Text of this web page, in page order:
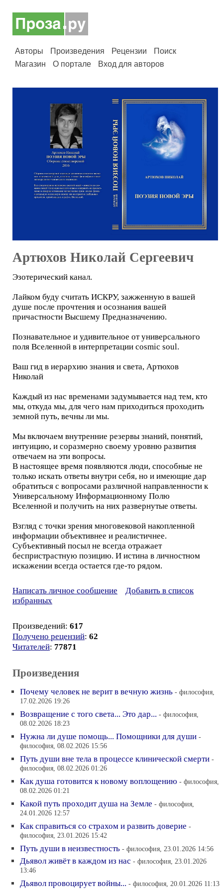
Авторы Произведения Рецензии
Поиск
Магазин
О портале Вход для авторов
Артюхов Николай Сергеевич
Эзотерический канал.
Лайком буду считать ИСКРУ, зажженную в вашей
душе после прочтения и осознания вашей
причастности Высшему Предназначению.
Познавательное и удивительное от универсального
поля Вселенной в интерпретации cosmic soul.
Ваш гид в иерархию знания и света, Артюхов
Николай
Каждый из нас временами задумывается над тем, кто
мы, откуда мы, для чего нам приходиться проходить
земной путь, вечны ли мы.
Мы включаем внутренние резервы знаний, понятий,
интуицию, и соразмерно своему уровню развития
отвечаем на эти вопросы.
В настоящее время появляются люди, способные не
только искать ответы внутри себя, но и имеющие дар
обратиться с вопросами различной направленности к
Универсальному Информационному Полю
Вселенной и получить на них развернутые ответы.
Взгляд с точки зрения многовековой накопленной
информации объективнее и реалистичнее.
Субъективный посыл не всегда отражает
беспристрастную позицию. И истина в личностном
искажении всегда остается где-то рядом.
Написать личное сообщение
Добавить в список
избранных
Произведений: 617
Получено рецензий: 62
Читателей: 77871
Произведения
Почему человек не верит в вечную жизнь - философия,
17.02.2026 19:26
Возвращение с того света... Это дар... - философия,
08.02.2026 18:23
Нужна ли душе помощь... Помощники для души -
философия, 08.02.2026 15:56
Путь души вне тела в процессе клинической смерти -
философия, 08.02.2026 01:26
Как душа готовится к новому воплощению - философия,
08.02.2026 01:21
Какой путь проходит душа на Земле - философия,
24.01.2026 12:57
Как справиться со страхом и развить доверие -
философия, 23.01.2026 15:42
Путь души в неизвестность - философия, 23.01.2026 14:56
Дьявол живёт в каждом из нас - философия, 23.01.2026
13:46
Дьявол провоцирует войны... - философия, 20.01.2026 11:13